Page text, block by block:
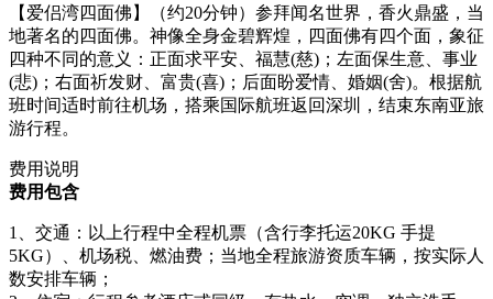
【爱侣湾四面佛】（约20分钟）参拜闻名世界，香火鼎盛，当
地著名的四面佛。神像全身金碧辉煌，四面佛有四个面，象征
四种不同的意义：正面求平安、福慧(慈)；左面保生意、事业
(悲)；右面祈发财、富贵(喜)；后面盼爱情、婚姻(舍)。根据航
班时间适时前往机场，搭乘国际航班返回深圳，结束东南亚旅
游行程。
费用说明
费用包含
1、交通：以上行程中全程机票（含行李托运20KG 手提
5KG）、机场税、燃油费；当地全程旅游资质车辆，按实际人
数安排车辆；